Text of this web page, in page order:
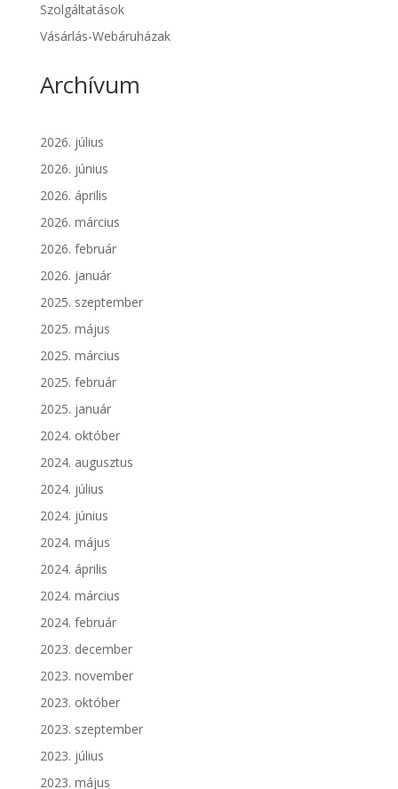
Szolgáltatások
Vásárlás-Webáruházak
Archívum
2026. július
2026. június
2026. április
2026. március
2026. február
2026. január
2025. szeptember
2025. május
2025. március
2025. február
2025. január
2024. október
2024. augusztus
2024. július
2024. június
2024. május
2024. április
2024. március
2024. február
2023. december
2023. november
2023. október
2023. szeptember
2023. július
2023. május